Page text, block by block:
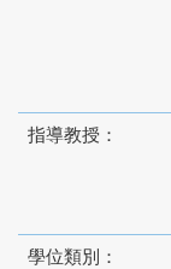
指導教授：
學位類別：